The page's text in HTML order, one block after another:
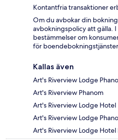
Kontantfria transaktioner
Om du avbokar din
avbokningspolicy att gälla.
bestämmelser om
för
Kallas även
Art's Riverview Lodge
Art's Riverview Phanom
Art's Riverview Lodge Hotel
Art's Riverview Lodge
Art's Riverview Lodge Hotel